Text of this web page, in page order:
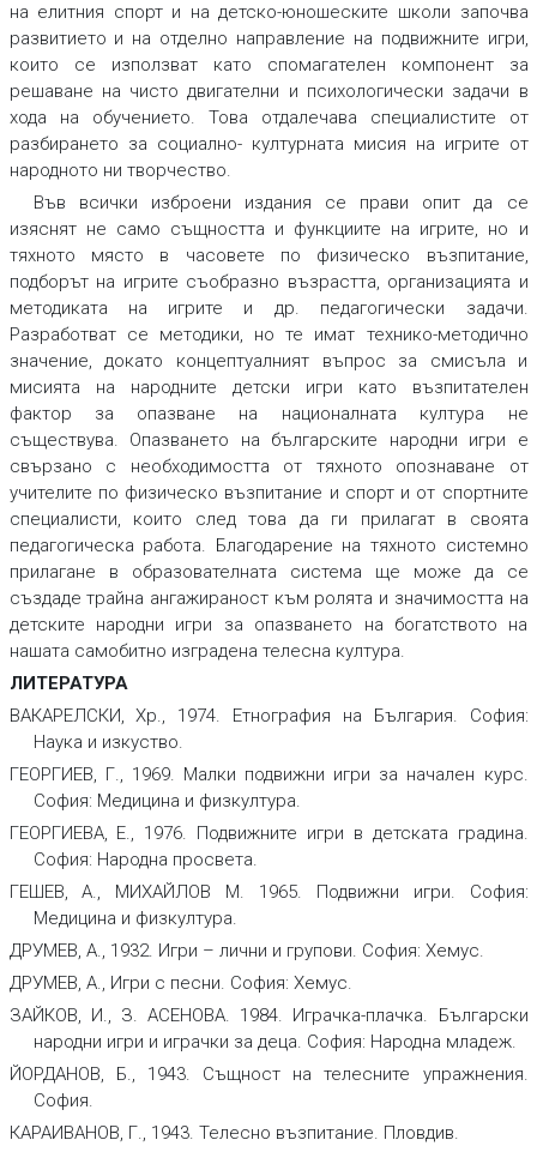
на елитния спорт и на детско-юношеските школи започва
развитието и на отделно направление на подвижните игри,
които се използват като спомагателен компонент за
решаване на чисто двигателни и психологически задачи в
хода на обучението. Това отдалечава специалистите от
разбирането за социално- културната мисия на игрите от
народното ни творчество.
Във всички изброени издания се прави опит да се
изяснят не само същността и функциите на игрите, но и
тяхното място в часовете по физическо възпитание,
подборът на игрите съобразно възрастта, организацията и
методиката на игрите и др. педагогически задачи.
Разработват се методики, но те имат технико-методично
значение, докато концептуалният въпрос за смисъла и
мисията на народните детски игри като възпитателен
фактор за опазване на националната култура не
съществува. Опазването на българските народни игри е
свързано с необходимостта от тяхното опознаване от
учителите по физическо възпитание и спорт и от спортните
специалисти, които след това да ги прилагат в своята
педагогическа работа. Благодарение на тяхното системно
прилагане в образователната система ще може да се
създаде трайна ангажираност към ролята и значимостта на
детските народни игри за опазването на богатството на
нашата самобитно изградена телесна култура.
ЛИТЕРАТУРА
ВАКАРЕЛСКИ, Хр., 1974. Етнография на България. София:
Наука и изкуство.
ГЕОРГИЕВ, Г., 1969. Малки подвижни игри за начален курс.
София: Медицина и физкултура.
ГЕОРГИЕВА, Е., 1976. Подвижните игри в детската градина.
София: Народна просвета.
ГЕШЕВ, А., МИХАЙЛОВ М. 1965. Подвижни игри. София:
Медицина и физкултура.
ДРУМЕВ, А., 1932. Игри – лични и групови. София: Хемус.
ДРУМЕВ, А., Игри с песни. София: Хемус.
ЗАЙКОВ, И., З. АСЕНОВА. 1984. Играчка-плачка. Български
народни игри и играчки за деца. София: Народна младеж.
ЙОРДАНОВ, Б., 1943. Същност на телесните упражнения.
София.
КАРАИВАНОВ, Г., 1943. Телесно възпитание. Пловдив.